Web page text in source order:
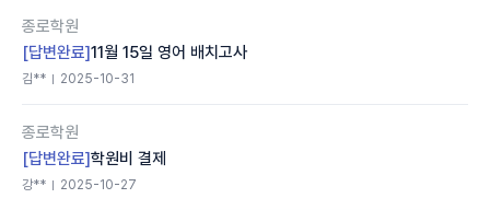
종로학원
[답변완료]11월 15일 영어 배치고사
김** 2025-10-31
종로학원
[답변완료]학원비 결제
강** 2025-10-27